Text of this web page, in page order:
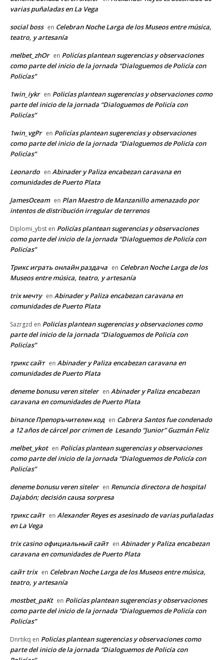
varias puñaladas en La Vega
social boss en Celebran Noche Larga de los Museos entre música,
teatro, y artesanía
melbet_zhOr en Policías plantean sugerencias y observaciones
como parte del inicio de la jornada “Dialoguemos de Policía con
Policías”
1win_iykr en Policías plantean sugerencias y observaciones como
parte del inicio de la jornada “Dialoguemos de Policía con
Policías”
1win_vgPr en Policías plantean sugerencias y observaciones
como parte del inicio de la jornada “Dialoguemos de Policía con
Policías”
Leonardo en Abinader y Paliza encabezan caravana en
comunidades de Puerto Plata
JamesOceam en Plan Maestro de Manzanillo amenazado por
intentos de distribución irregular de terrenos
Diplomi_ybst en Policías plantean sugerencias y observaciones
como parte del inicio de la jornada “Dialoguemos de Policía con
Policías”
Трикс играть онлайн раздача en Celebran Noche Larga de los
Museos entre música, teatro, y artesanía
trix мечту en Abinader y Paliza encabezan caravana en
comunidades de Puerto Plata
Sazrgzd en Policías plantean sugerencias y observaciones como
parte del inicio de la jornada “Dialoguemos de Policía con
Policías”
трикс сайт en Abinader y Paliza encabezan caravana en
comunidades de Puerto Plata
deneme bonusu veren siteler en Abinader y Paliza encabezan
caravana en comunidades de Puerto Plata
binance Препоръчителен код en Cabrera Santos fue condenado
a 12 años de cárcel por crimen de Lesando “Junior” Guzmán Feliz
melbet_ykot en Policías plantean sugerencias y observaciones
como parte del inicio de la jornada “Dialoguemos de Policía con
Policías”
deneme bonusu veren siteler en Renuncia directora de hospital
Dajabón; decisión causa sorpresa
трикс сайт en Alexander Reyes es asesinado de varias puñaladas
en La Vega
trix casino официальный сайт en Abinader y Paliza encabezan
caravana en comunidades de Puerto Plata
сайт trix en Celebran Noche Larga de los Museos entre música,
teatro, y artesanía
mostbet_paKt en Policías plantean sugerencias y observaciones
como parte del inicio de la jornada “Dialoguemos de Policía con
Policías”
Dnrtikq en Policías plantean sugerencias y observaciones como
parte del inicio de la jornada “Dialoguemos de Policía con